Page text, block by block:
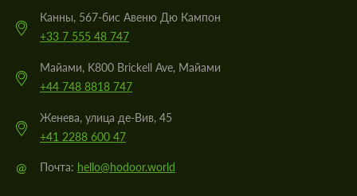
Канны, 567-бис Авеню Дю Кампон
+33 7 555 48 747
Майами, K800 Brickell Ave, Майами
+44 748 8818 747
Женева, улица де-Вив, 45
+41 2288 600 47
@ Почта: hello@hodoor.world